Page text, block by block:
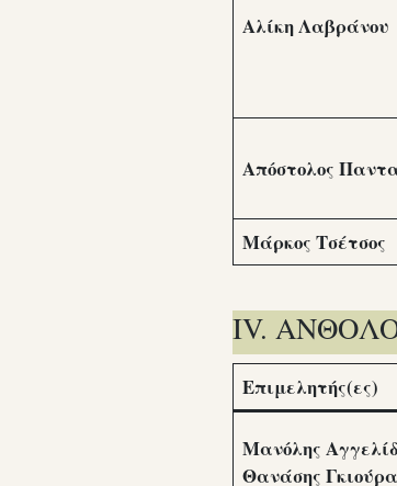
Αλίκη Λαβράνου
Απόστολος
Μάρκος Τσέτσος
IV.
Επιμελητής(ες)
Μανόλης
Θανάσης